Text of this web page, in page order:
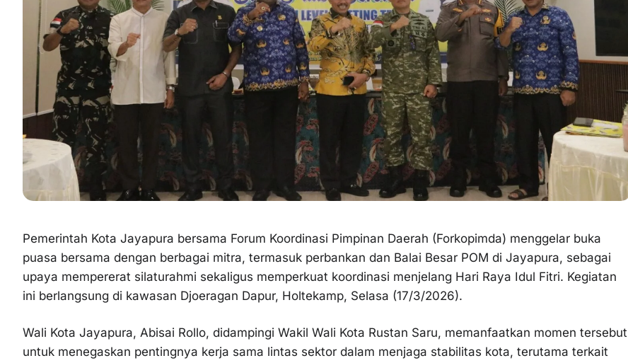
Pemerintah Kota Jayapura bersama Forum Koordinasi Pimpinan Daerah (Forkopimda) menggelar buka
puasa bersama dengan berbagai mitra, termasuk perbankan dan Balai Besar POM di Jayapura, sebagai
upaya mempererat silaturahmi sekaligus memperkuat koordinasi menjelang Hari Raya Idul Fitri. Kegiatan
ini berlangsung di kawasan Djoeragan Dapur, Holtekamp, Selasa (17/3/2026).
Wali Kota Jayapura, Abisai Rollo, didampingi Wakil Wali Kota Rustan Saru, memanfaatkan momen tersebut
untuk menegaskan pentingnya kerja sama lintas sektor dalam menjaga stabilitas kota, terutama terkait